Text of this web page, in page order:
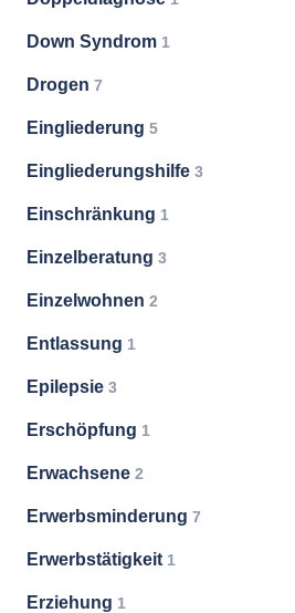
Down Syndrom 1
Drogen 7
Eingliederung 5
Eingliederungshilfe 3
Einschränkung 1
Einzelberatung 3
Einzelwohnen 2
Entlassung 1
Epilepsie 3
Erschöpfung 1
Erwachsene 2
Erwerbsminderung 7
Erwerbstätigkeit 1
Erziehung 1